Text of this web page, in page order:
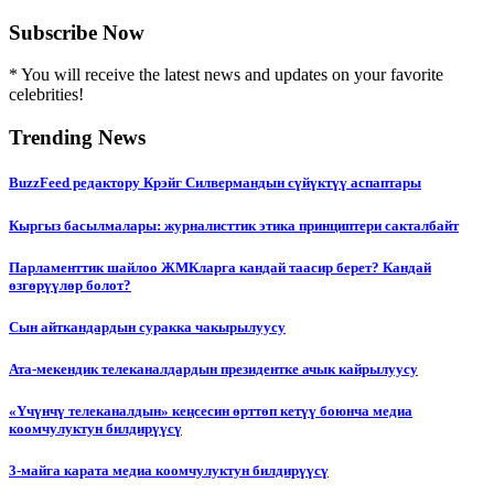
Subscribe Now
* You will receive the latest news and updates on your favorite
celebrities!
Trending News
BuzzFeed редактору Крэйг Силвермандын сүйүктүү аспаптары
Кыргыз басылмалары: журналисттик этика принциптери сакталбайт
Парламенттик шайлоо ЖМКларга кандай таасир берет? Кандай
өзгөрүүлөр болот?
Сын айткандардын суракка чакырылуусу
Ата-мекендик телеканалдардын президентке ачык кайрылуусу
«Үчүнчү телеканалдын» кеңсесин өрттөп кетүү боюнча медиа
коомчулуктун билдирүүсү
3-майга карата медиа коомчулуктун билдирүүсү